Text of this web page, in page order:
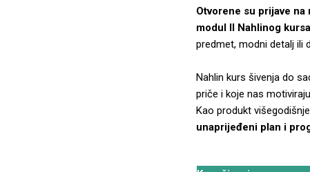
Otvorene su prijave
modul II Nahlinog
predmet, modni detalj ili
Nahlin kurs šivenja do
priče i koje nas
Kao produkt
unaprijeđeni plan i